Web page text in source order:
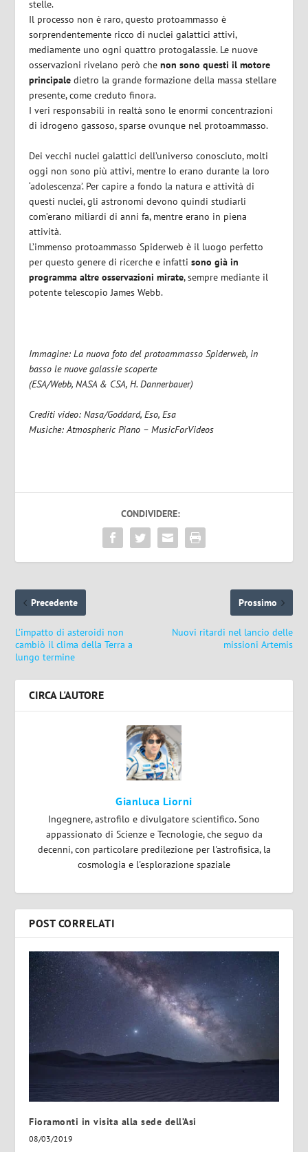
stelle.
Il processo non è raro, questo protoammasso è
sorprendentemente ricco di nuclei galattici attivi,
mediamente uno ogni quattro protogalassie. Le nuove
osservazioni rivelano però chenon sono questi il motore
principale dietro la grande formazione della massa stellare
presente, come creduto finora.
I veri responsabili in realtà sono le enormi concentrazioni
di idrogeno gassoso, sparse ovunque nel protoammasso.
Dei vecchi nuclei galattici dell’universo conosciuto, molti
oggi non sono più attivi, mentre lo erano durante la loro
‘adolescenza’. Per capire a fondo la natura e attività di
questi nuclei, gli astronomi devono quindi studiarli
com’erano miliardi di anni fa, mentre erano in piena
attività.
L’immenso protoammasso Spiderweb è il luogo perfetto
per questo genere di ricerche e infattisono già in
programma altre osservazioni mirate, sempre mediante il
potente telescopio James Webb.
Immagine: La nuova foto del protoammasso Spiderweb, in
basso le nuove galassie scoperte
(ESA/Webb, NASA & CSA, H. Dannerbauer)
Crediti video: Nasa/Goddard, Eso, Esa
Musiche: Atmospheric Piano – MusicForVideos
CONDIVIDERE:
Precedente
L’impatto di asteroidi non
cambiò il clima della Terra a
lungo termine
Prossimo
Nuovi ritardi nel lancio delle
missioni Artemis
CIRCA L'AUTORE
Gianluca Liorni
Ingegnere, astrofilo e divulgatore scientifico. Sono
appassionato di Scienze e Tecnologie, che seguo da
decenni, con particolare predilezione per l'astrofisica, la
cosmologia e l'esplorazione spaziale
POST CORRELATI
Fioramonti in visita alla sede dell’Asi
08/03/2019